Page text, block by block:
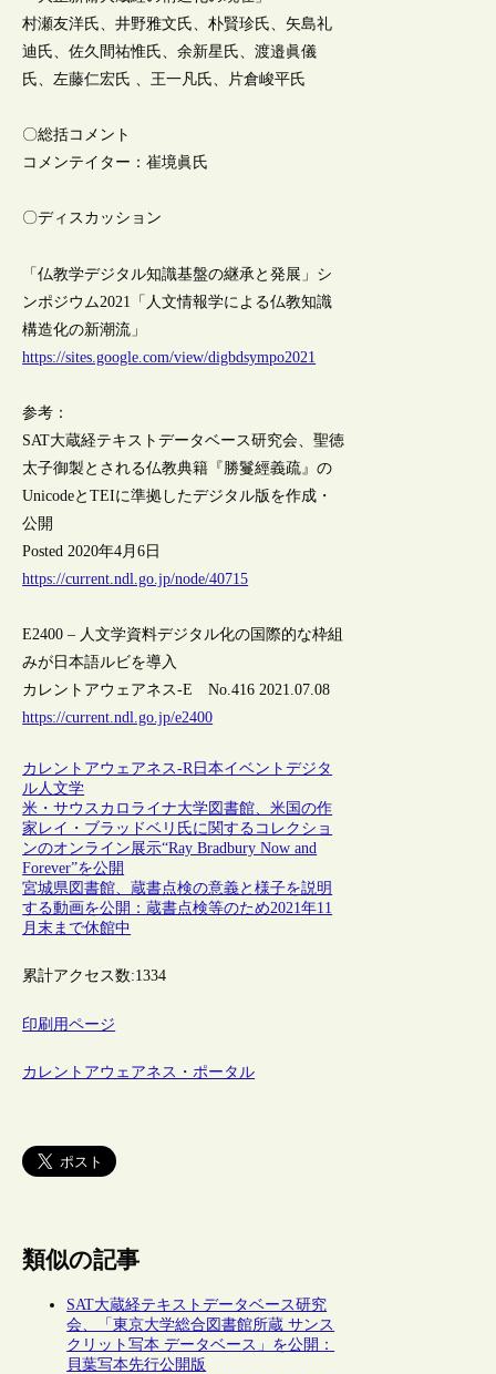
村瀬友洋氏、井野雅文氏、朴賢珍氏、矢島礼
迪氏、佐久間祐惟氏、余新星氏、渡邉眞儀
氏、左藤仁宏氏 、王一凡氏、片倉峻平氏
〇総括コメント
コメンテイター：崔境眞氏
〇ディスカッション
「仏教学デジタル知識基盤の継承と発展」シ
ンポジウム2021「人文情報学による仏教知識
構造化の新潮流」
https://sites.google.com/view/digbdsympo2021
参考：
SAT大蔵経テキストデータベース研究会、聖徳
太子御製とされる仏教典籍『勝鬘經義疏』の
UnicodeとTEIに準拠したデジタル版を作成・
公開
Posted 2020年4月6日
https://current.ndl.go.jp/node/40715
E2400 – 人文学資料デジタル化の国際的な枠組
みが日本語ルビを導入
カレントアウェアネス-E No.416 2021.07.08
https://current.ndl.go.jp/e2400
カレントアウェアネス-R日本イベントデジタ
ル人文学
米・サウスカロライナ大学図書館、米国の作
家レイ・ブラッドベリ氏に関するコレクショ
ンのオンライン展示“Ray Bradbury Now and
Forever”を公開
宮城県図書館、蔵書点検の意義と様子を説明
する動画を公開：蔵書点検等のため2021年11
月末まで休館中
累計アクセス数:1334
印刷用ページ
カレントアウェアネス・ポータル
類似の記事
SAT大蔵経テキストデータベース研究
会、「東京大学総合図書館所蔵 サンス
クリット写本 データベース」を公開：
貝葉写本先行公開版